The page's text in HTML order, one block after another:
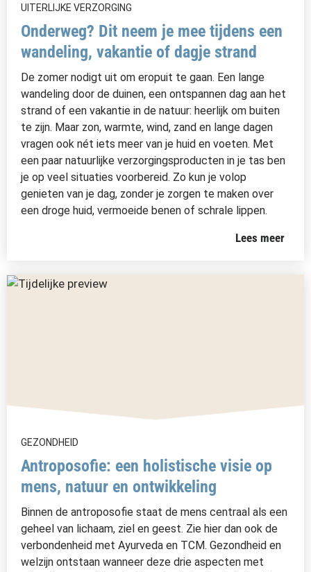
UITERLIJKE VERZORGING
Onderweg? Dit neem je mee tijdens een
wandeling, vakantie of dagje strand
De zomer nodigt uit om eropuit te gaan. Een lange
wandeling door de duinen, een ontspannen dag aan het
strand of een vakantie in de natuur: heerlijk om buiten
te zijn. Maar zon, warmte, wind, zand en lange dagen
vragen ook nét iets meer van je huid en voeten. Met
een paar natuurlijke verzorgingsproducten in je tas ben
je op veel situaties voorbereid. Zo kun je volop
genieten van je dag, zonder je zorgen te maken over
een droge huid, vermoeide benen of schrale lippen.
Lees meer
GEZONDHEID
Antroposofie: een holistische visie op
mens, natuur en ontwikkeling
Binnen de antroposofie staat de mens centraal als een
geheel van lichaam, ziel en geest. Zie hier dan ook de
verbondenheid met Ayurveda en TCM. Gezondheid en
welzijn ontstaan wanneer deze drie aspecten met